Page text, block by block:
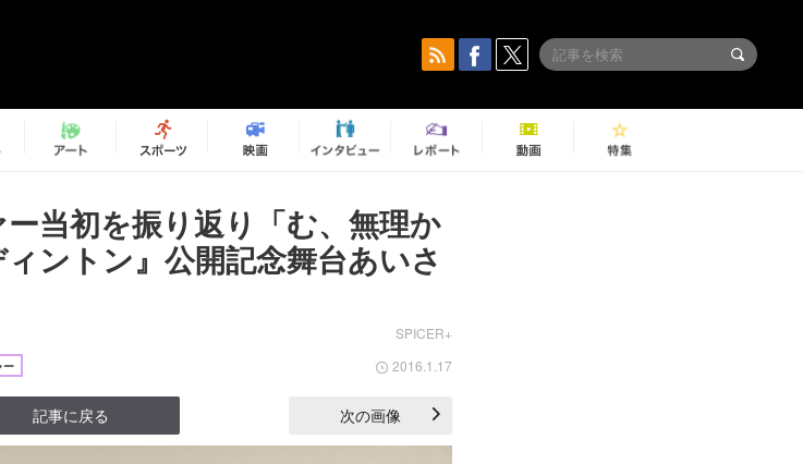
当初を振り返り「む、無理か
ントン』公開記念舞台あいさ
SPICER+
ー 2016.1.17
記事に戻る 次の画像